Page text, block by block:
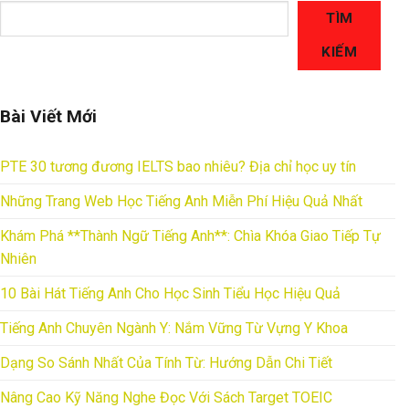
TÌM
KIẾM
Bài Viết Mới
PTE 30 tương đương IELTS bao nhiêu? Địa chỉ học uy tín
Những Trang Web Học Tiếng Anh Miễn Phí Hiệu Quả Nhất
Khám Phá **Thành Ngữ Tiếng Anh**: Chìa Khóa Giao Tiếp Tự
Nhiên
10 Bài Hát Tiếng Anh Cho Học Sinh Tiểu Học Hiệu Quả
Tiếng Anh Chuyên Ngành Y: Nắm Vững Từ Vựng Y Khoa
Dạng So Sánh Nhất Của Tính Từ: Hướng Dẫn Chi Tiết
Nâng Cao Kỹ Năng Nghe Đọc Với Sách Target TOEIC